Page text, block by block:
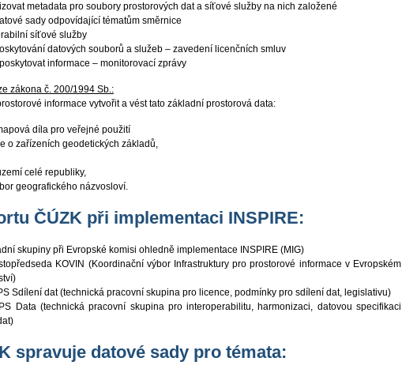
metadata pro soubory prostorových dat a síťové služby na nich založené
sady odpovídající tématům směrnice
síťové služby
datových souborů a služeb – zavedení licenčních smluv
informace – monitorovací zprávy
zákona č. 200/1994 Sb.:
informace vytvořit a vést tato základní prostorová data:
díla pro veřejné použití
o zařízeních geodetických základů,
celé republiky,
geografického názvosloví.
ČÚZK při implementaci INSPIRE:
skupiny při Evropské komisi ohledně implementace INSPIRE (MIG)
KOVIN (Koordinační výbor Infrastruktury pro prostorové informace v Evropském
Sdílení dat (technická pracovní skupina pro licence, podmínky pro sdílení dat, legislativu)
Data (technická pracovní skupina pro interoperabilitu, harmonizaci, datovou specifikaci
spravuje datové sady pro témata: